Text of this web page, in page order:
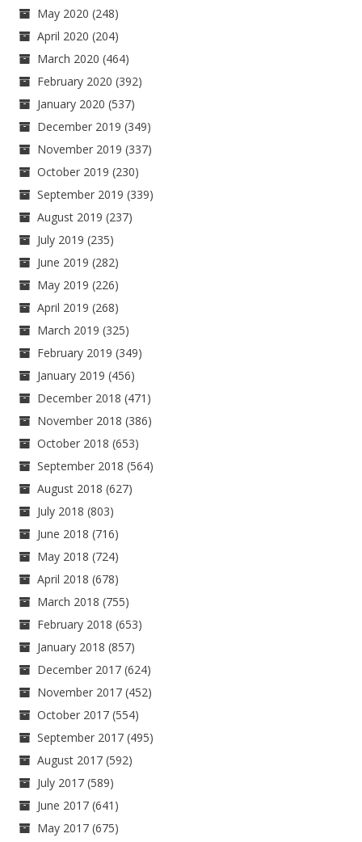
May 2020 (248)
April 2020 (204)
March 2020 (464)
February 2020 (392)
January 2020 (537)
December 2019 (349)
November 2019 (337)
October 2019 (230)
September 2019 (339)
August 2019 (237)
July 2019 (235)
June 2019 (282)
May 2019 (226)
April 2019 (268)
March 2019 (325)
February 2019 (349)
January 2019 (456)
December 2018 (471)
November 2018 (386)
October 2018 (653)
September 2018 (564)
August 2018 (627)
July 2018 (803)
June 2018 (716)
May 2018 (724)
April 2018 (678)
March 2018 (755)
February 2018 (653)
January 2018 (857)
December 2017 (624)
November 2017 (452)
October 2017 (554)
September 2017 (495)
August 2017 (592)
July 2017 (589)
June 2017 (641)
May 2017 (675)